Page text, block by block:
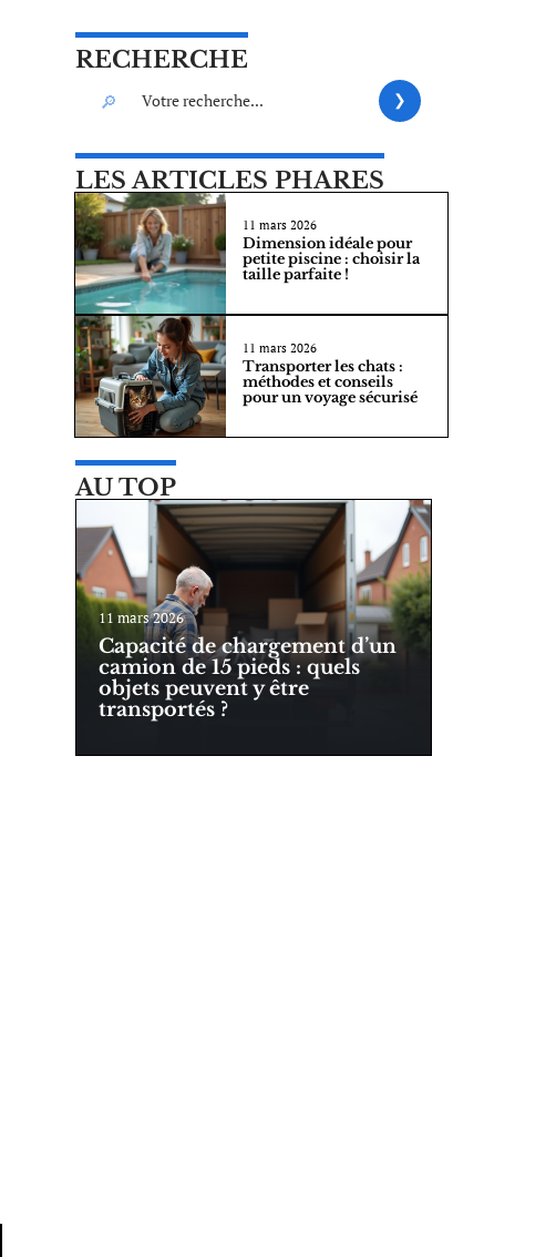
RECHERCHE
LES ARTICLES PHARES
11 mars 2026
Dimension idéale pour
petite piscine : choisir la
taille parfaite !
11 mars 2026
Transporter les chats :
méthodes et conseils
pour un voyage sécurisé
AU TOP
11 mars 2026
Capacité de chargement d’un
camion de 15 pieds : quels
objets peuvent y être
transportés ?